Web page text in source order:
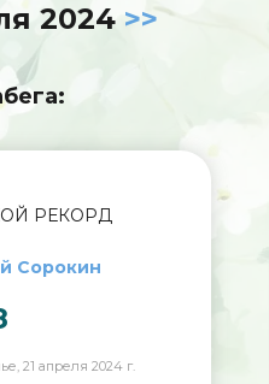
2024 >>
РЕКОРД
Сорокин
21 апреля 2024 г.